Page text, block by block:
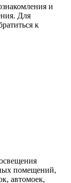
и
Для
к
помещений,
автомоек,